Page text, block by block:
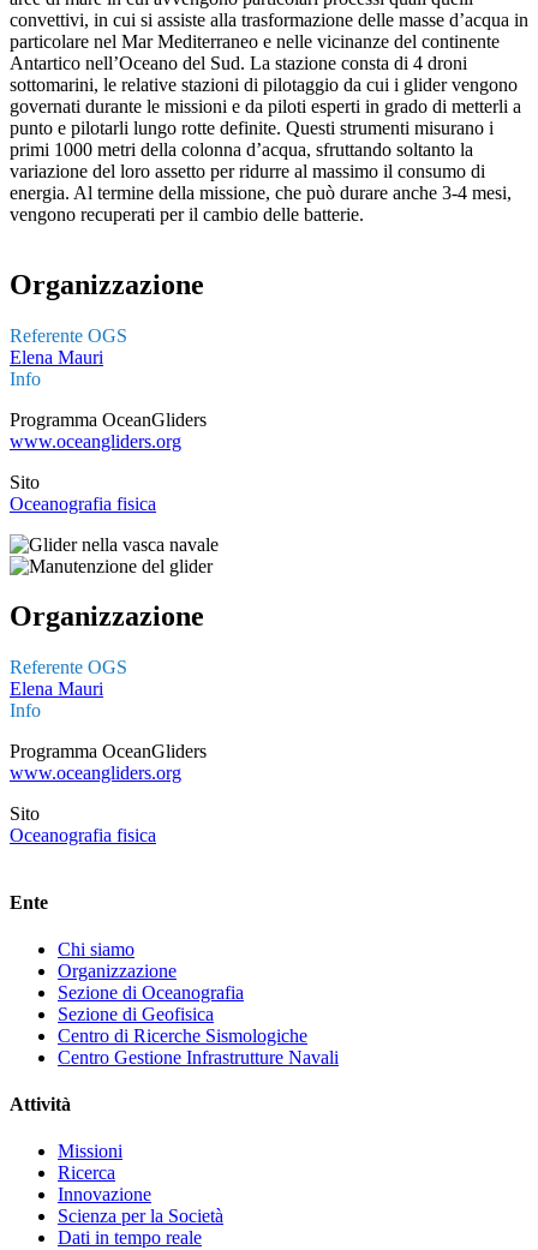
convettivi, in cui si assiste alla trasformazione delle masse d’acqua in
particolare nel Mar Mediterraneo e nelle vicinanze del continente
Antartico nell’Oceano del Sud. La stazione consta di 4 droni
sottomarini, le relative stazioni di pilotaggio da cui i glider vengono
governati durante le missioni e da piloti esperti in grado di metterli a
punto e pilotarli lungo rotte definite. Questi strumenti misurano i
primi 1000 metri della colonna d’acqua, sfruttando soltanto la
variazione del loro assetto per ridurre al massimo il consumo di
energia. Al termine della missione, che può durare anche 3-4 mesi,
vengono recuperati per il cambio delle batterie.
Organizzazione
Referente OGS
Elena Mauri
Info
Programma OceanGliders
www.oceangliders.org
Sito
Oceanografia fisica
Organizzazione
Referente OGS
Elena Mauri
Info
Programma OceanGliders
www.oceangliders.org
Sito
Oceanografia fisica
menu
Ente
Chi siamo
Organizzazione
Sezione di Oceanografia
Sezione di Geofisica
Centro di Ricerche Sismologiche
Centro Gestione Infrastrutture Navali
Attività
Missioni
Ricerca
Innovazione
Scienza per la Società
Dati in tempo reale